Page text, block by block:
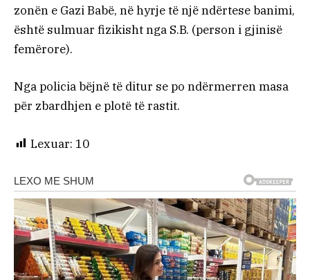
zonën e Gazi Babë, në hyrje të një ndërtese banimi,
është sulmuar fizikisht nga S.B. (person i gjinisë
femërore).
Nga policia bëjnë të ditur se po ndërmerren masa
për zbardhjen e plotë të rastit.
Lexuar: 10